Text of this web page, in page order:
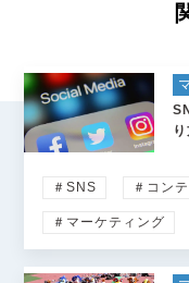
＃SNS ＃コン
＃マーケティング